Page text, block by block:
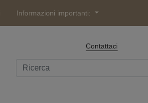
Informazioni importanti:
Contattaci